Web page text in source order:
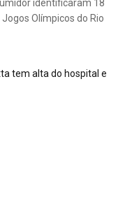
identificaram 18
Olímpicos do Rio